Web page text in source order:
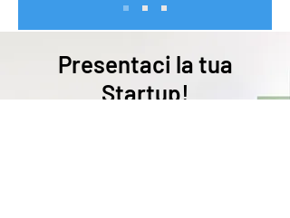
Presentaci la tua
Startup!